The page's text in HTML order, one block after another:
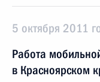
5 октября 2011
Работа
в Красноярском